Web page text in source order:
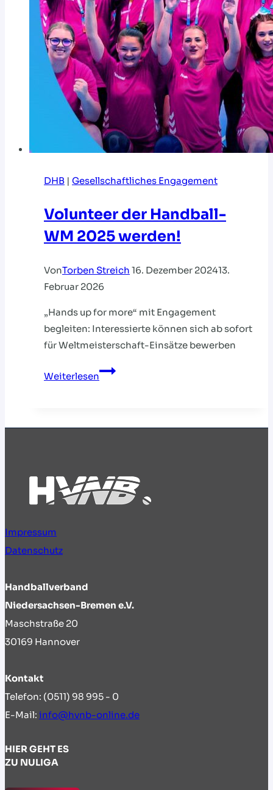
DHB | Gesellschaftliches Engagement
Volunteer der Handball-
WM 2025 werden!
VonTorben Streich 16. Dezember 202413.
Februar 2026
„Hands up for more“ mit Engagement
begleiten: Interessierte können sich ab sofort
für Weltmeisterschaft-Einsätze bewerben
Weiterlesen
Volunteer
Impressum
Datenschutz
Handballverband
Niedersachsen-Bremen e.V.
Maschstraße 20
30169 Hannover
Kontakt
Telefon: (0511) 98 995 - 0
E-Mail: info@hvnb-online.de
HIER GEHT ES
ZU NULIGA